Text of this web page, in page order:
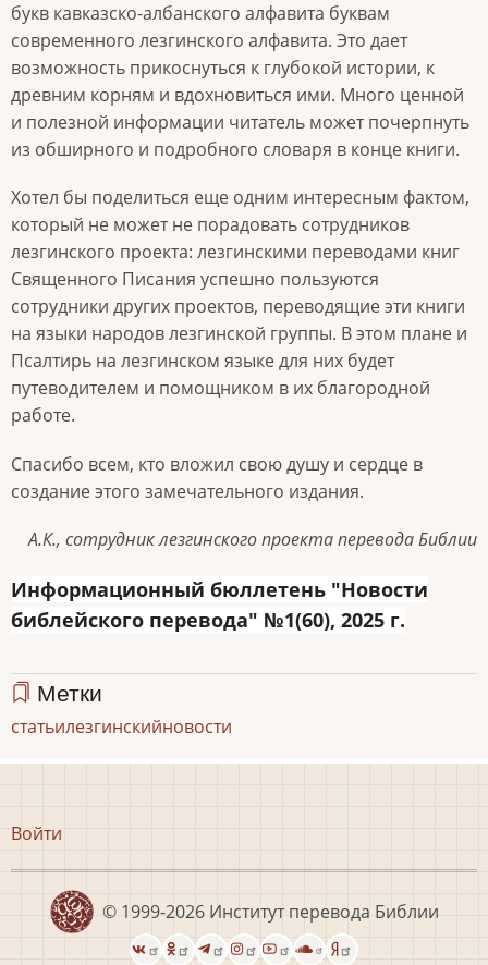
букв кавказско-албанского алфавита буквам
современного лезгинского алфавита. Это дает
возможность прикоснуться к глубокой истории, к
древним корням и вдохновиться ими. Много ценной
и полезной информации читатель может почерпнуть
из обширного и подробного словаря в конце книги.
Хотел бы поделиться еще одним интересным фактом,
который не может не порадовать сотрудников
лезгинского проекта: лезгинскими переводами книг
Священного Писания успешно пользуются
сотрудники других проектов, переводящие эти книги
на языки народов лезгинской группы. В этом плане и
Псалтирь на лезгинском языке для них будет
путеводителем и помощником в их благородной
работе.
Спасибо всем, кто вложил свою душу и сердце в
создание этого замечательного издания.
А.К., сотрудник лезгинского проекта перевода Библии
Информационный бюллетень "Новости
библейского перевода" №1(60), 2025 г.
Метки
статьилезгинскийновости
Меню
записи
пользователя
Войти
© 1999-2026 Институт перевода Библии